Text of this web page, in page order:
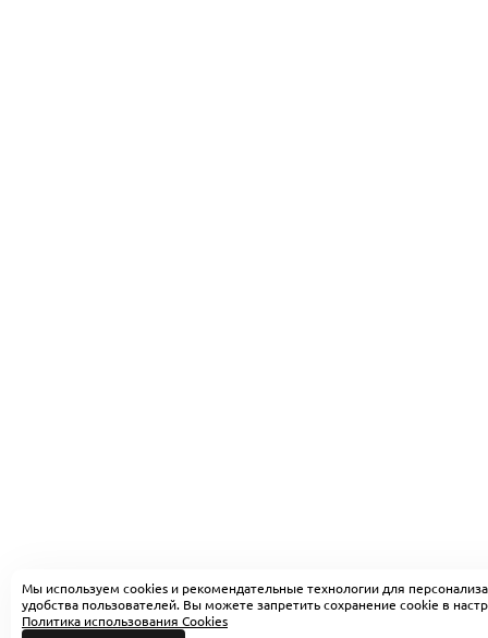
Мы используем cookies и рекомендательные технологии для
удобства пользователей. Вы можете запретить сохранение cookie в
Политика использования Cookies